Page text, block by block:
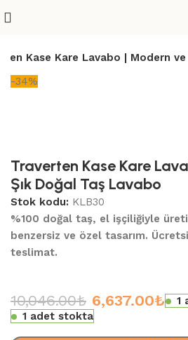
Kase Kare Lavabo | Modern ve
-34%
Traverten Kase Kare
Şık Doğal Taş Lavabo
Stok kodu: KLB30
%100 doğal taş, el işçiliğiyle
benzersiz ve özel tasarım.
teslimat.
10,046.00₺ 6,637.00₺
1
1 adet stokta